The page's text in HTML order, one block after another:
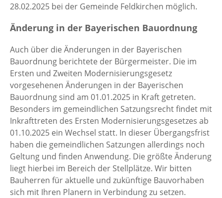
28.02.2025 bei der Gemeinde Feldkirchen möglich.
Änderung in der Bayerischen Bauordnung
Auch über die Änderungen in der Bayerischen
Bauordnung berichtete der Bürgermeister. Die im
Ersten und Zweiten Modernisierungsgesetz
vorgesehenen Änderungen in der Bayerischen
Bauordnung sind am 01.01.2025 in Kraft getreten.
Besonders im gemeindlichen Satzungsrecht findet mit
Inkrafttreten des Ersten Modernisierungsgesetzes ab
01.10.2025 ein Wechsel statt. In dieser Übergangsfrist
haben die gemeindlichen Satzungen allerdings noch
Geltung und finden Anwendung. Die größte Änderung
liegt hierbei im Bereich der Stellplätze. Wir bitten
Bauherren für aktuelle und zukünftige Bauvorhaben
sich mit Ihren Planern in Verbindung zu setzen.